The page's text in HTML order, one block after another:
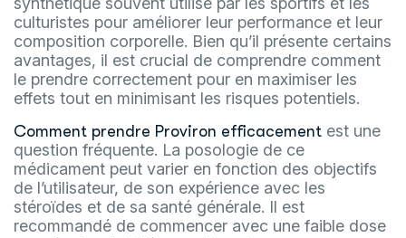
culturistes pour améliorer leur performance et leur
composition corporelle. Bien qu’il présente certains
avantages, il est crucial de comprendre comment
le prendre correctement pour en maximiser les
effets tout en minimisant les risques potentiels.
Comment prendre Proviron efficacement est une
question fréquente. La posologie de ce
médicament peut varier en fonction des objectifs
de l’utilisateur, de son expérience avec les
stéroïdes et de sa santé générale. Il est
recommandé de commencer avec une faible dose